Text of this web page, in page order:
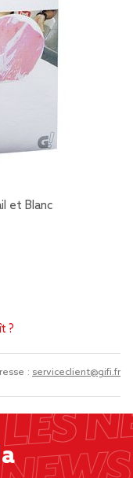
et Blanc
?
: serviceclient@gifi.fr